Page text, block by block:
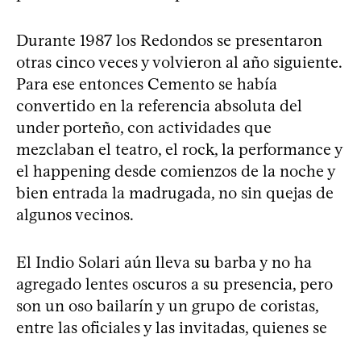
Durante 1987 los Redondos se presentaron
otras cinco veces y volvieron al año siguiente.
Para ese entonces Cemento se había
convertido en la referencia absoluta del
under porteño, con actividades que
mezclaban el teatro, el rock, la performance y
el happening desde comienzos de la noche y
bien entrada la madrugada, no sin quejas de
algunos vecinos.
El Indio Solari aún lleva su barba y no ha
agregado lentes oscuros a su presencia, pero
son un oso bailarín y un grupo de coristas,
entre las oficiales y las invitadas, quienes se